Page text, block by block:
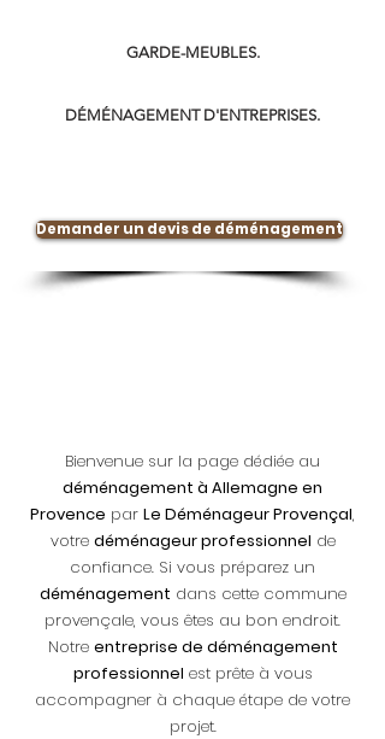
GARDE-MEUBLES.
DÉMÉNAGEMENT D'ENTREPRISES.
Demander un devis de déménagement
Bienvenue sur la page dédiée au
déménagement à Allemagne en
Provence par Le Déménageur Provençal,
votre déménageur professionnel de
confiance. Si vous préparez un
déménagement dans cette commune
provençale, vous êtes au bon endroit.
Notre entreprise de déménagement
professionnel est prête à vous
accompagner à chaque étape de votre
projet.